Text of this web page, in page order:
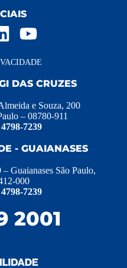
DAS CRUZES
e Souza, 200
– 08780-911
7239
- GUAIANASES
Guaianases São Paulo,
000
7239
2001